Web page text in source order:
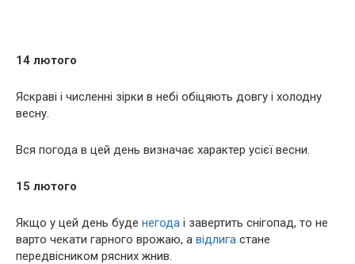
14 лютого
Яскраві і численні зірки в небі обіцяють довгу і холодну
весну.
Вся погода в цей день визначає характер усієї весни.
15 лютого
Якщо у цей день буде негода і завертить снігопад, то не
варто чекати гарного врожаю, а відлига стане
передвісником рясних жнив.